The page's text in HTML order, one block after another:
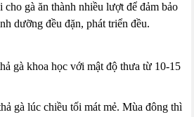
gà ăn thành nhiều lượt để đảm bảo
dưỡng đều đặn, phát triển đều.
gà khoa học với mật độ thưa từ 10-15
gà lúc chiều tối mát mẻ. Mùa đông thì